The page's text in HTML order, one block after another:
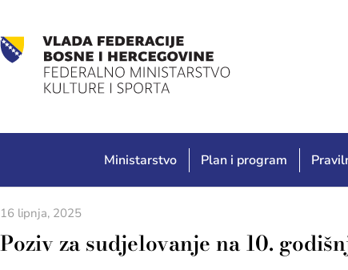
Ministarstvo Plan i program
16 lipnja, 2025
Poziv za sudjelovanje na 10.